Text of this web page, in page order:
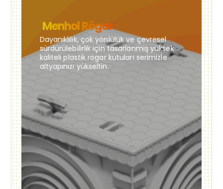
Menhol Rögar
Dayanıklılık, çok yönlülük ve çevresel
sürdürülebilirlik için tasarlanmış yüksek
kaliteli plastik rögar kutuları serimizle
altyapınızı yükseltin.